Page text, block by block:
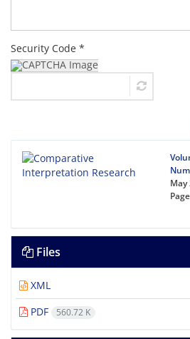
Security Code *
May
Files
XML
PDF
560.72 K